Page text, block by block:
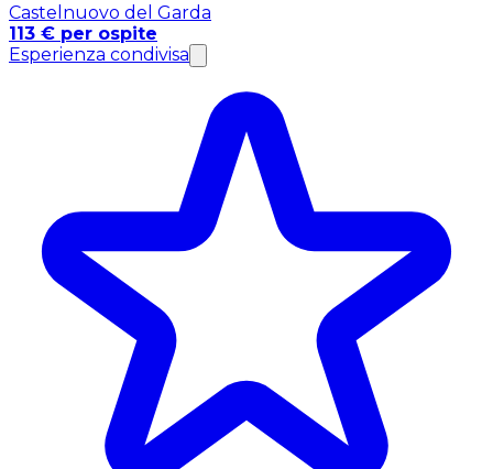
Castelnuovo del Garda
113 € per ospite
Esperienza condivisa